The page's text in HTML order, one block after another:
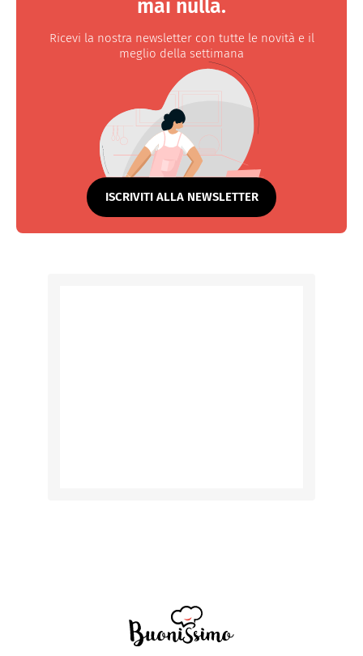
mai nulla.
Ricevi la nostra newsletter con tutte le novità e il
meglio della settimana
ISCRIVITI ALLA NEWSLETTER